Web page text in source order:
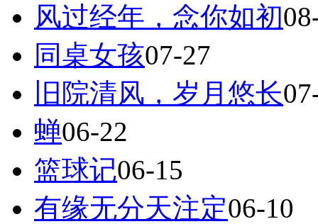
风过经年，念你如初
同桌女孩07-27
旧院清风，岁月悠长
蝉06-22
篮球记06-15
有缘无分天注定06-10